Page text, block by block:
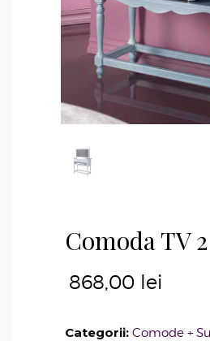
Comoda TV
868,00 lei
Categorii: Comode +